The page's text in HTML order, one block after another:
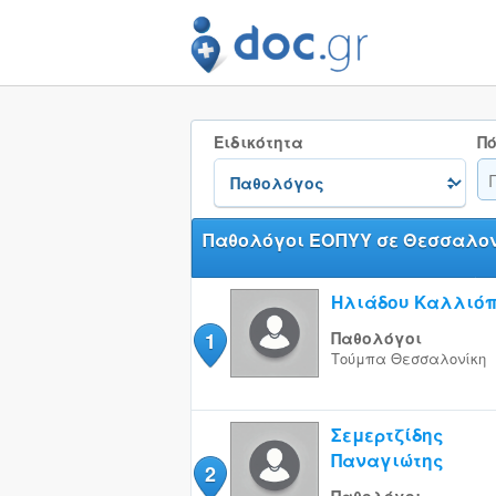
Ειδικότητα
Παθολόγοι ΕΟΠΥΥ σε
1
Ηλιάδου
Παθολόγοι
Τούμπα Θεσσαλονίκη
2
Σεμερτζίδης
Παναγιώτης